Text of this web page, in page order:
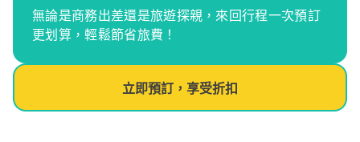
無論是商務出差還是旅遊探親，來回行程一次預訂
更划算，輕鬆節省旅費！
立即預訂，享受折扣